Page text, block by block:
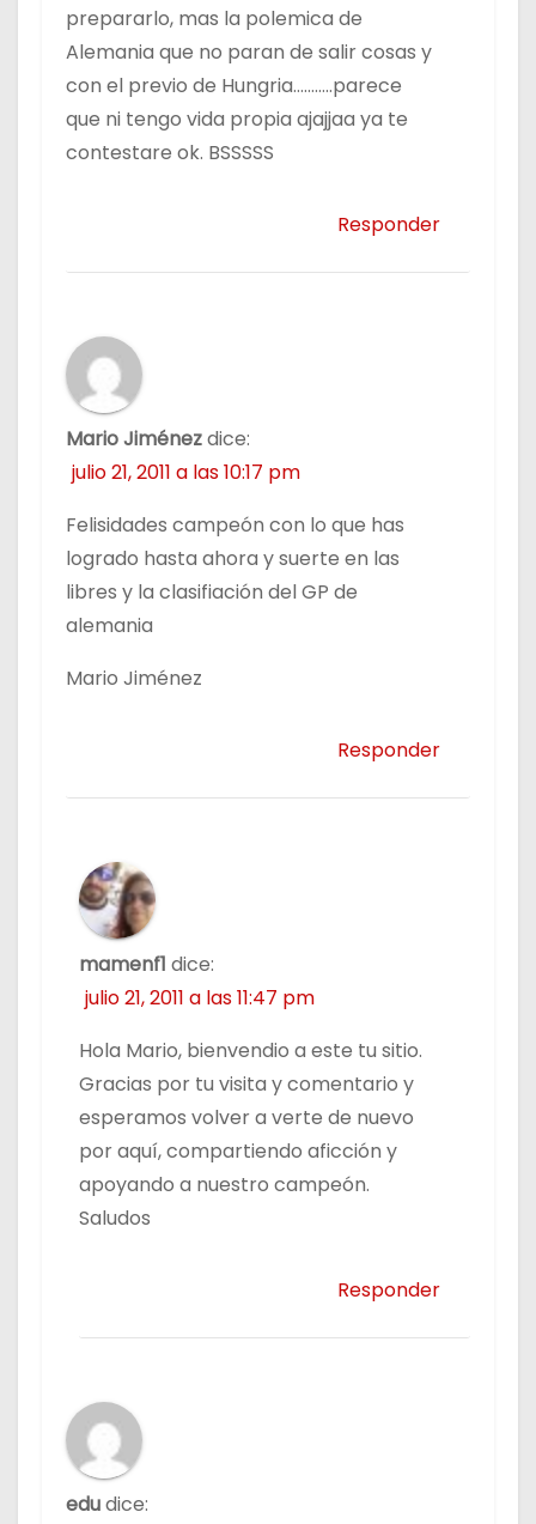
prepararlo, mas la polemica de
Alemania que no paran de salir cosas y
con el previo de Hungria………..parece
que ni tengo vida propia ajajjaa ya te
contestare ok. BSSSSS
Responder
Mario Jiménezdice:
julio 21, 2011 a las 10:17 pm
Felisidades campeón con lo que has
logrado hasta ahora y suerte en las
libres y la clasifiación del GP de
alemania
Mario Jiménez
Responder
mamenf1 dice:
julio 21, 2011 a las 11:47 pm
Hola Mario, bienvendio a este tu sitio.
Gracias por tu visita y comentario y
esperamos volver a verte de nuevo
por aquí, compartiendo aficción y
apoyando a nuestro campeón.
Saludos
Responder
edudice: